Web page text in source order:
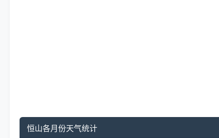
恒山各月份天气统计